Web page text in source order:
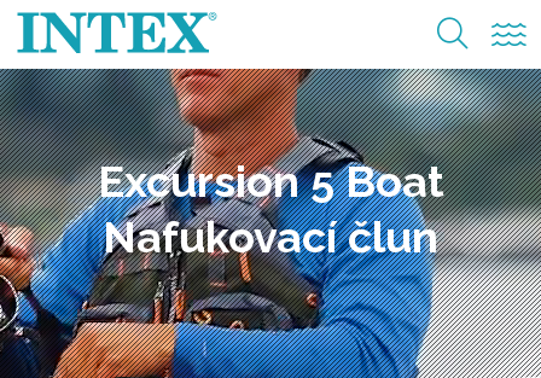
Excursion 5 Boat
Nafukovací člun